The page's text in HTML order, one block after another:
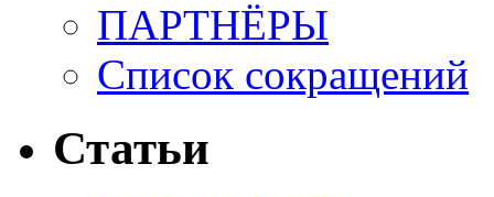
ПАРТНЁРЫ
Список сокращений
Статьи